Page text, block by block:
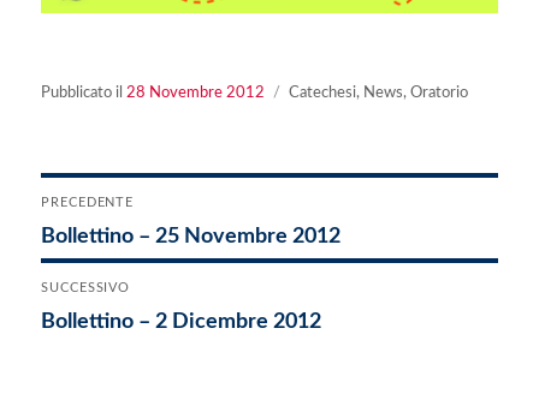
Pubblicato ilPubblicato
28 Novembre 2012 Categorie
Catechesi, News,Oratorio
Navigazione
articoli
PRECEDENTE
Articolo
precedente:
Bollettino – 25 Novembre 2012
SUCCESSIVO
Articolo
Bollettino – 2 Dicembre 2012